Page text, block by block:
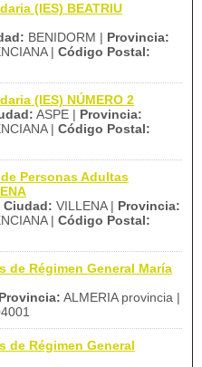
(IES) BEATRIU
BENIDORM | Provincia:
| Código Postal:
(IES) NÚMERO 2
ASPE | Provincia:
| Código Postal:
Personas Adultas
Ciudad: VILLENA | Provincia:
| Código Postal:
de Régimen General María
Provincia: ALMERIA provincia |
de Régimen General